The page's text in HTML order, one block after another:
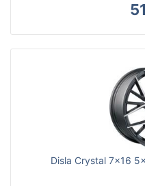
Disla Crystal 7x16